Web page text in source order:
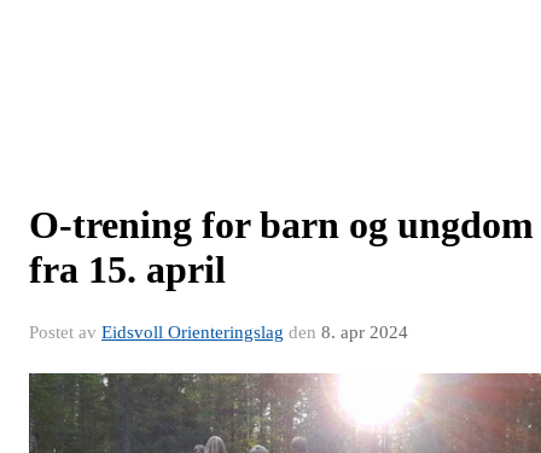
O-trening for barn og ungdom
fra 15. april
Postet av Eidsvoll Orienteringslag den 8. apr 2024